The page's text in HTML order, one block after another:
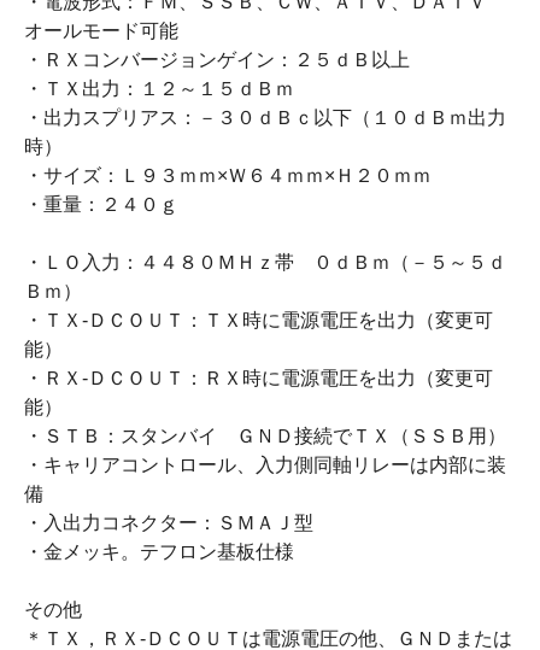
オールモード可能
・ＲＸコンバージョンゲイン：２５ｄＢ以上
・ＴＸ出力：１２～１５ｄＢｍ
・出力スプリアス：－３０ｄＢｃ以下（１０ｄＢｍ出力
時）
・サイズ：Ｌ９３ｍｍ×Ｗ６４ｍｍ×Ｈ２０ｍｍ
・重量：２４０ｇ
・ＬＯ入力：４４８０ＭＨｚ帯 ０ｄＢｍ（－５～５ｄ
Ｂｍ）
・ＴＸ-ＤＣＯＵＴ：ＴＸ時に電源電圧を出力（変更可
能）
・ＲＸ-ＤＣＯＵＴ：ＲＸ時に電源電圧を出力（変更可
能）
・ＳＴＢ：スタンバイ ＧＮＤ接続でＴＸ（ＳＳＢ用）
・キャリアコントロール、入力側同軸リレーは内部に装
備
・入出力コネクター：ＳＭＡＪ型
・金メッキ。テフロン基板仕様
その他
＊ＴＸ，ＲＸ-ＤＣＯＵＴは電源電圧の他、ＧＮＤまたは